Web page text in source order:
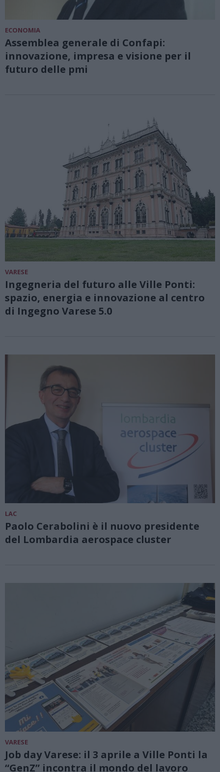
ECONOMIA
Assemblea generale di Confapi:
innovazione, impresa e visione per il
futuro delle pmi
VARESE
Ingegneria del futuro alle Ville Ponti:
spazio, energia e innovazione al centro
di Ingegno Varese 5.0
LAC
Paolo Cerabolini è il nuovo presidente
del Lombardia aerospace cluster
VARESE
Job day Varese: il 3 aprile a Ville Ponti la
“GenZ” incontra il mondo del lavoro